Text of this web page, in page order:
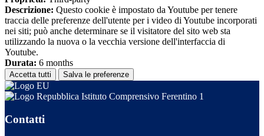
Descrizione: Questo cookie è impostato da Youtube per tenere
traccia delle preferenze dell'utente per i video di Youtube incorporati
nei siti; può anche determinare se il visitatore del sito web sta
utilizzando la nuova o la vecchia versione dell'interfaccia di
Youtube.
Durata: 6 months
Accetta tutti Salva le preferenze
Istituto Comprensivo Ferentino 1
Contatti